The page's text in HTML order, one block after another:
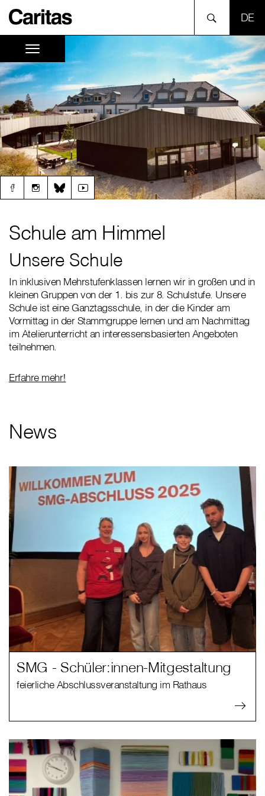
Schule am Himmel
Unsere Schule
In inklusiven Mehrstufenklassen lernen wir in großen und in
kleinen Gruppen von der 1. bis zur 8. Schulstufe. Unsere
Schule ist eine Ganztagsschule, in der die Kinder am
Vormittag in der Stammgruppe lernen und am Nachmittag
im Atelierunterricht an interessensbasierten Angeboten
teilnehmen.
Erfahre mehr!
News
SMG - Schüler:innen-Mitgestaltung
feierliche Abschlussveranstaltung im Rathaus